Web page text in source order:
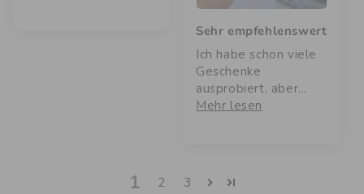
Sehr empfehlenswert
Ich habe schon viele
Geschenke
ausprobiert, aber...
Mehr lesen
1 2 3